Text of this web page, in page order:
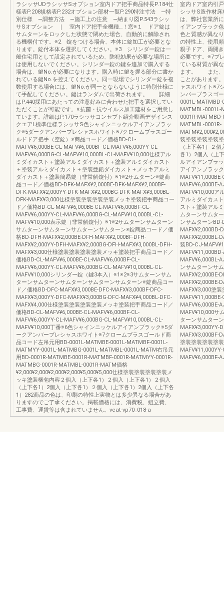
ラシッサUDラシッサSオプション室内ドア把手商品特長P.184仕
様表P.208規格表P.232オプション部材一覧P.290特注寸法 —特
別仕様 —調整方法 —施工上の注意 —納まり図P.543ラシッ
サSオプション ｜ 室内ドア把手全機種…！窓※１ ドア錠は
サムターンをロックした状態で閉めた場合、自動的に解除され
る機構付です。※2 錠をつける場合、本体に錠加工が必要とな
ります。錠付本体を選択してください。※3 シリンダー錠は一
般住宅用として設定されているため、防犯効果が必要な場所に
は使用しないでください。シリンダー錠の鍵を追加で購入する
場合は、鍵No.が必要になります。購入時に鍵を握る部分に書か
れている鍵No.を控えてください。同一現場でシリンダー錠を複
数使用する場合には、鍵No.が同一とならないように特別仕様に
て手配してください。鍵はランダムで出荷されます。 詳細
はP.440採用にあたっての注意好みに合わせた把手を選択してい
ただくことが可能です。※抗菌・抗ウイルス加工建材をご用意し
ています。詳細はP.170ラシッサコンセプト紹介動画デザインス
クエアL標準仕様ラシッサS色シャインニッケルアイアンブラッ
ク※5ダークアンバープレシャスホワイト※7クロームブラスゴー
ルドドア把手（空錠）※商品コード／価格BD-CL-
MAFV¥6,000BE-CL-MAFV¥6,000BF-CL-MAFV¥6,000YY-CL-
MAFV¥6,000BG-CL-MAFV¥10,000BL-CL-MAFV¥10,000仕様アル
ミダイカスト＋塗装アルミダイカスト＋塗装アルミダイカスト
＋塗装アルミダイカスト＋塗装亜鉛ダイカスト＋メッキアルミ
ダイカスト＋塗装簡易錠（非常解錠付）※1※2サムターン※錠商
品コード／価格BD-DFK-MAFX¥2,000BE-DFK-MAFX¥2,000BF-
DFK-MAFX¥2,000YY-DFK-MAFX¥2,000BG-DFK-MAFX¥3,000BL-
DFK-MAFX¥3,000仕様塗装塗装塗装塗装メッキ塗装把手商品コー
ド／価格BD-CL-MAFV¥6,000BE-CL-MAFV¥6,000BF-CL-
MAFV¥6,000YY-CL-MAFV¥6,000BG-CL-MAFV¥10,000BL-CL-
MAFV¥10,000表示錠（非常解錠付）※1※2サムターンサムターン
サムターンサムターンサムターンサムターン※錠商品コード／価
格BD-DFH-MAFX¥2,000BE-DFH-MAFX¥2,000BF-DFH-
MAFX¥2,000YY-DFH-MAFX¥2,000BG-DFH-MAFX¥3,000BL-DFH-
MAFX¥3,000仕様塗装塗装塗装塗装メッキ塗装把手商品コード／
価格BD-CL-MAFV¥6,000BE-CL-MAFV¥6,000BF-CL-
MAFV¥6,000YY-CL-MAFV¥6,000BG-CL-MAFV¥10,000BL-CL-
MAFV¥10,000シリンダー錠（鍵3本入）※1※2※3サムターンサム
ターンサムターンサムターンサムターンサムターン※錠商品コー
ド／価格BD-DFC-MAFX¥3,000BE-DFC-MAFX¥3,000BF-DFC-
MAFX¥3,000YY-DFC-MAFX¥3,000BG-DFC-MAFX¥4,000BL-DFC-
MAFX¥4,000仕様塗装塗装塗装塗装メッキ塗装把手商品コード／
価格BD-CL-MAFV¥6,000BE-CL-MAFV¥6,000BF-CL-
MAFV¥6,000YY-CL-MAFV¥6,000BG-CL-MAFV¥10,000BL-CL-
MAFV¥10,000丁番※6色シャインニッケルアイアンブラック※5ダ
ークアンバープレシャスホワイト※7クロームブラスゴールド商
品コード左吊元用BD-0001L-MATMBE-0001L-MATMBF-0001L-
MATMYY-0001L-MATMBG-0001L-MATMBL-0001L-MATM右吊元
用BD-0001R-MATMBE-0001R-MATMBF-0001R-MATMYY-0001R-
MATMBG-0001R-MATMBL-0001R-MATM価格
¥2,000¥2,000¥2,000¥2,000¥5,000¥5,000仕様塗装塗装塗装塗装メ
ッキ塗装梱包内容２個入（上下各1）２個入（上下各1）２個入
（上下各1）2個入（上下各1）２個入（上下各1）2個入（上下各
1）282商品の色は、印刷の特性上実物とは多少異なる場合があ
りますのでご了承ください。掲載価格には、消費税、組立費、
工事費、運賃等は含まれていません。vcat-vp70_018-a
室内ドア室内引
シッサS造作材
は、弊社営業所
イアンブラック
色と質感が異な
の特性上、使用
親子ドア、両開
必要です。※7プ
ている材質が異
ます。 また、
ことがあります
ャスホワイト※7
ンバーブラスゴ
0001L-MATMBD-
MATMBL-0001L-
0001R-
MATMBL-0001R-
装塗装塗装塗装
（上下各1）２
各1）2個入（上
ルアイアンブラ
アイアンブラッ
MAFV¥6,000BE-
MAFV¥10,000ア
アルミダイカス
スト＋塗装アル
ムターンサムタ
ンサムターンBD-
MAFX¥2,000BD-
MAFX¥2,000BL-
装BD-CJ-
MAFV¥6,000BL-
ンサムターンサ
MAFX¥2,000BE-
MAFX¥2,000BE-
MAFX¥3,000塗
MAFV¥6,000BE-
MAFV¥10,000サ
ターンサムター
MAFX¥3,000YY-
MAFX¥3,000BF-
塗装塗装塗装塗
MAFV¥6,000BF-